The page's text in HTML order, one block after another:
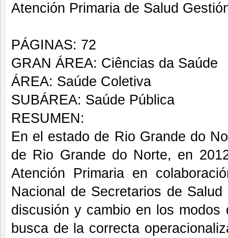
Atención Primaria de Salud
PÁGINAS: 72
GRAN ÁREA: Ciências da Saúde
ÁREA: Saúde Coletiva
SUBÁREA: Saúde Pública
RESUMEN:
En el estado de Rio Grande do
de Rio Grande do Norte, en
Atención Primaria en
Nacional de Secretarios de
discusión y cambio en los
busca de la correcta